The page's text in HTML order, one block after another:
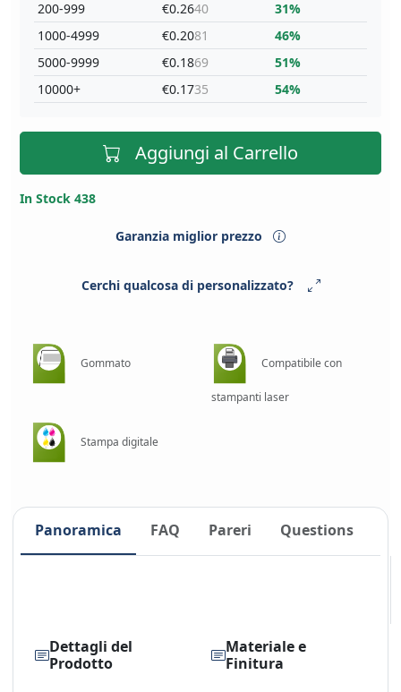
200-999
1000-4999
5000-9999
10000+
€0.2640
€0.2081
€0.1869
€0.1735
31%
46%
51%
54%
Aggiungi al Carrello
In Stock 438
Garanzia miglior prezzo
Cerchi qualcosa di personalizzato?
Gommato Compatibile con
stampanti laser
Stampa digitale
Panoramica FAQ Pareri Questions
Dettagli del
Prodotto
Materiale e
Finitura